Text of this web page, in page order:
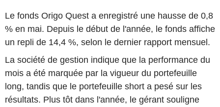
Le fonds Origo Quest a enregistré une hausse de 0,8
% en mai. Depuis le début de l'année, le fonds affiche
un repli de 14,4 %, selon le dernier rapport mensuel.
La société de gestion indique que la performance du
mois a été marquée par la vigueur du portefeuille
long, tandis que le portefeuille short a pesé sur les
résultats. Plus tôt dans l'année, le gérant souligne